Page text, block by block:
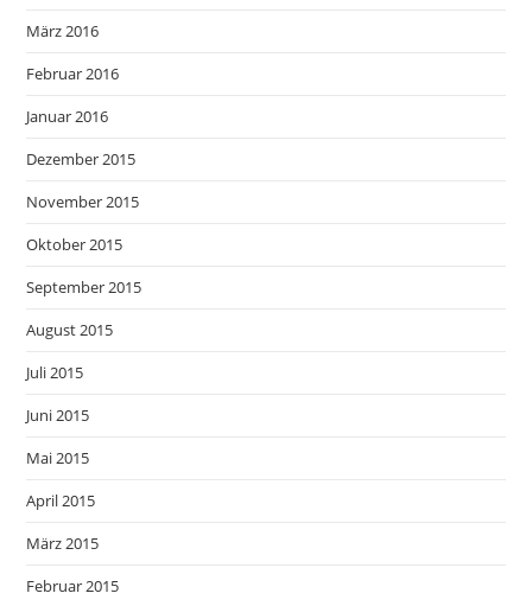
März 2016
Februar 2016
Januar 2016
Dezember 2015
November 2015
Oktober 2015
September 2015
August 2015
Juli 2015
Juni 2015
Mai 2015
April 2015
März 2015
Februar 2015